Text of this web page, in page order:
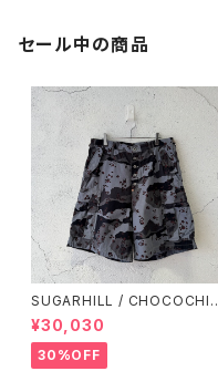
セール中の商品
SUGARHILL / CHOCOCHIP
CAMO CARGO SHORTS / B
LUE CAMO
¥30,030
30%OFF